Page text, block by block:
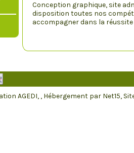
Conception graphique, site
disposition toutes nos
accompagner dans la
AGEDI, , Hébergement par Net15,